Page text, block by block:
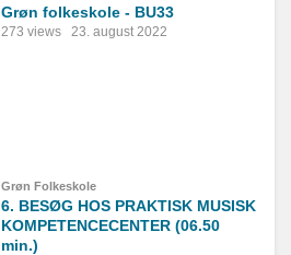
Grøn folkeskole - BU33
273 views 23. august 2022
Grøn Folkeskole
6. BESØG HOS PRAKTISK MUSISK
KOMPETENCECENTER (06.50
min.)